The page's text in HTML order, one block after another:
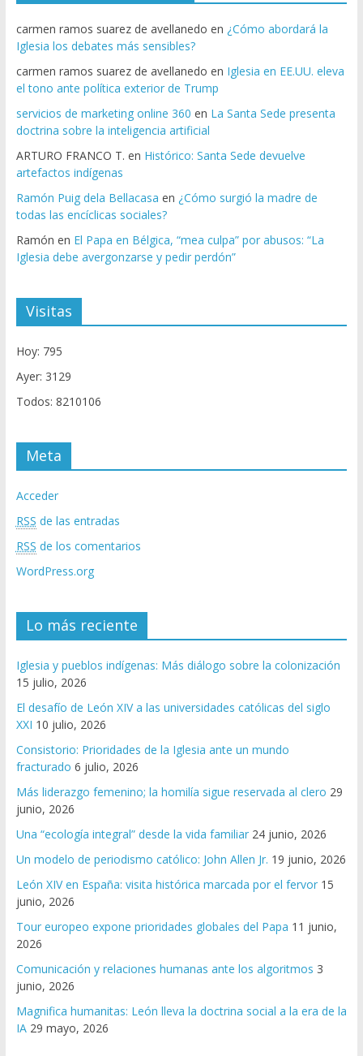
carmen ramos suarez de avellanedo en ¿Cómo abordará la
Iglesia los debates más sensibles?
carmen ramos suarez de avellanedo en Iglesia en EE.UU. eleva
el tono ante política exterior de Trump
servicios de marketing online 360 en La Santa Sede presenta
doctrina sobre la inteligencia artificial
ARTURO FRANCO T. en Histórico: Santa Sede devuelve
artefactos indígenas
Ramón Puig dela Bellacasa en ¿Cómo surgió la madre de
todas las encíclicas sociales?
Ramón en El Papa en Bélgica, “mea culpa” por abusos: “La
Iglesia debe avergonzarse y pedir perdón”
Visitas
Hoy: 795
Ayer: 3129
Todos: 8210106
Meta
Acceder
RSS de las entradas
RSS de los comentarios
WordPress.org
Lo más reciente
Iglesia y pueblos indígenas: Más diálogo sobre la colonización
15 julio, 2026
El desafío de León XIV a las universidades católicas del siglo
XXI 10 julio, 2026
Consistorio: Prioridades de la Iglesia ante un mundo
fracturado 6 julio, 2026
Más liderazgo femenino; la homilía sigue reservada al clero 29
junio, 2026
Una “ecología integral” desde la vida familiar 24 junio, 2026
Un modelo de periodismo católico: John Allen Jr. 19 junio, 2026
León XIV en España: visita histórica marcada por el fervor 15
junio, 2026
Tour europeo expone prioridades globales del Papa 11 junio,
2026
Comunicación y relaciones humanas ante los algoritmos 3
junio, 2026
Magnifica humanitas: León lleva la doctrina social a la era de la
IA 29 mayo, 2026